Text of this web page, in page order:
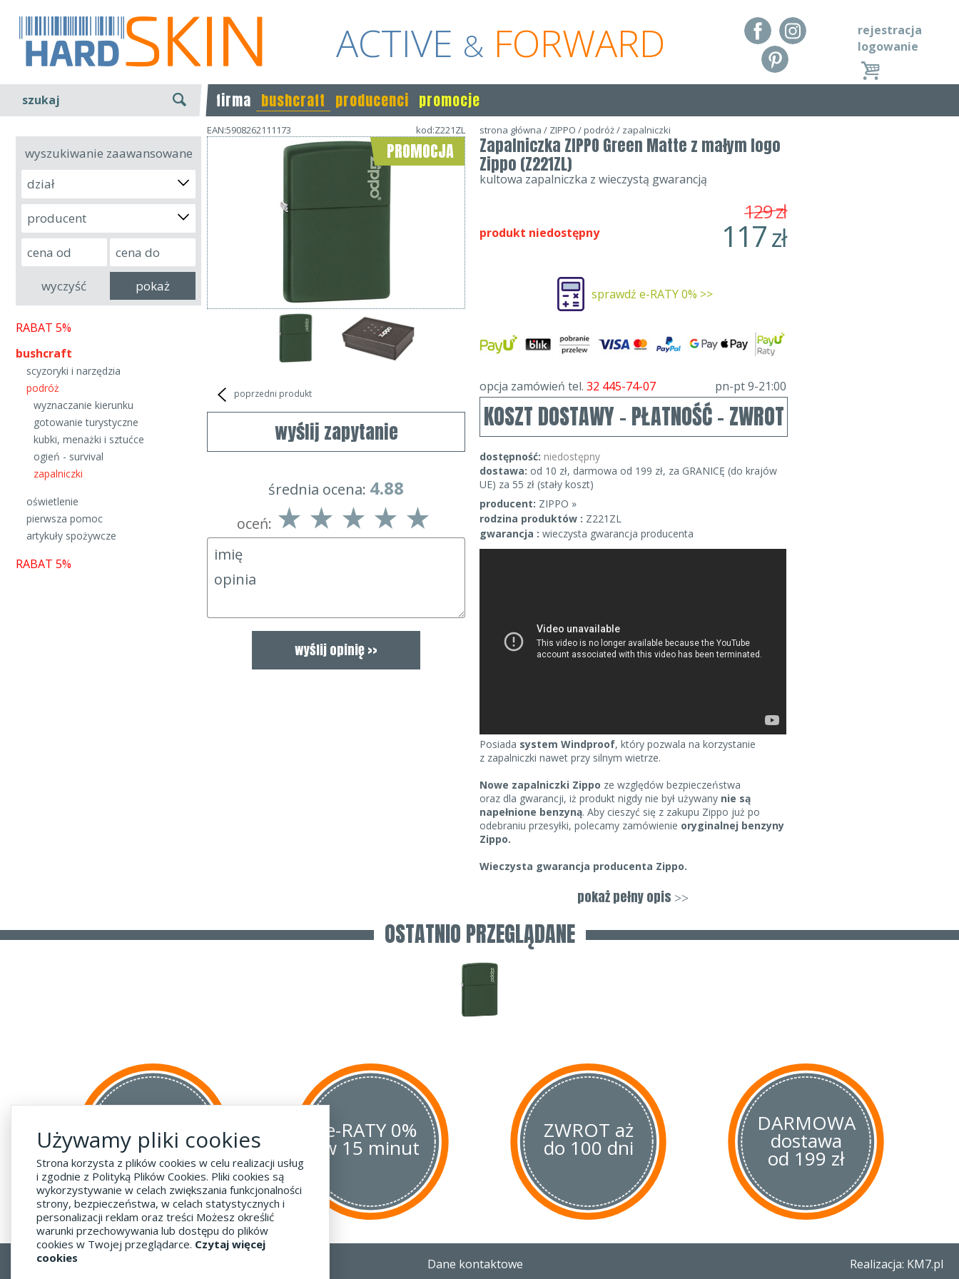
ACTIVE & FORWARD
rejestracja
logowanie
szukaj firma bushcraft producenci promocje
wyszukiwanie zaawansowane
dział
producent
RABAT 5%
bushcraft
scyzoryki i narzędzia
podróż
wyznaczanie kierunku
gotowanie turystyczne
kubki, menażki i sztućce
ogień - survival
zapalniczki
oświetlenie
pierwsza pomoc
artykuły spożywcze
RABAT 5%
EAN:5908262111173 kod:Z221ZL
PROMOCJA
poprzedni produkt
wyślij zapytanie
średnia ocena: 4.88
oceń:
strona główna / ZIPPO /podróż/ zapalniczki
Zapalniczka ZIPPO Green Matte z małym logo
Zippo (Z221ZL)
kultowa zapalniczka z wieczystą gwarancją
117zł
129zł
produkt niedostępny
sprawdź e-RATY 0% >>
opcja zamówień tel. 32 445-74-07 pn-pt 9-21:00
KOSZT DOSTAWY - PŁATNOŚĆ - ZWROT
dostępność: niedostępny
dostawa: od 10 zł, darmowa od 199 zł, za GRANICĘ (do krajów
UE) za 55 zł (stały koszt)
producent: ZIPPO »
rodzina produktów : Z221ZL
gwarancja : wieczysta gwarancja producenta
Posiada system Windproof, który pozwala na korzystanie
z zapalniczki nawet przy silnym wietrze.
Nowe zapalniczki Zippo ze względów bezpieczeństwa
oraz dla gwarancji, iż produkt nigdy nie był używany nie są
napełnione benzyną. Aby cieszyć się z zakupu Zippo już po
odebraniu przesyłki, polecamy zamówienie oryginalnej benzyny
Zippo.
Wieczysta gwarancja producenta Zippo.
Zapalniczka zapakowana jest w czarne pudełeczko
oraz posiada hologram Zippo potwierdzający jej
Zapalniczki Zippo posiadająwieczystą gwarancję
Producentana działanie. Usterka jest naprawiana w
autoryzowanym
bezpośrednio do serwisu nie są wymagane ani karta gwarancyjna,
Wygląd zapalniczki (zarysowania powierzchni, zmiana barwy), oraz
elementy wykończenia (nadruki, emblematy) nie są objęte
gwarancją. Napełnianie benzyną oraz okresowa wymiana
kamienia i knota nie są wykonywane w ramach gwarancji.
Zapalniczka zostanie odesłana na koszt serwisu, tak więc Klient
ponosi jedynie koszty wysyłki. Sama naprawa, jak i użyte części,
są bezpłatne. Zapalniczka zostanie odesłana w terminie
około 8
. Czas naprawy zależy wyłącznie od poczty i serwisu w
Wskazówki:
Wyjmij wkład na 2-3 dni aby benzyna wyparowała
pokaż pełny opis >>
OSTATNIO PRZEGLĄDANE
do krajów UE
za 55 zł
e-RATY 0%
w 15 minut
ZWROT aż
do 100 dni
DARMOWA
dostawa
od 199 zł
Regulamin
Dane kontaktowe
Realizacja: KM7.pl
Używamy pliki cookies
Strona korzysta z plików cookies w celu realizacji usług
i zgodnie z Polityką Plików Cookies. Pliki cookies są
wykorzystywanie w celach zwiększania funkcjonalności
strony, bezpieczeństwa, w celach statystycznych i
personalizacji reklam oraz treści Możesz określić
warunki przechowywania lub dostępu do plików
cookies w Twojej przeglądarce. Czytaj więcej
cookies